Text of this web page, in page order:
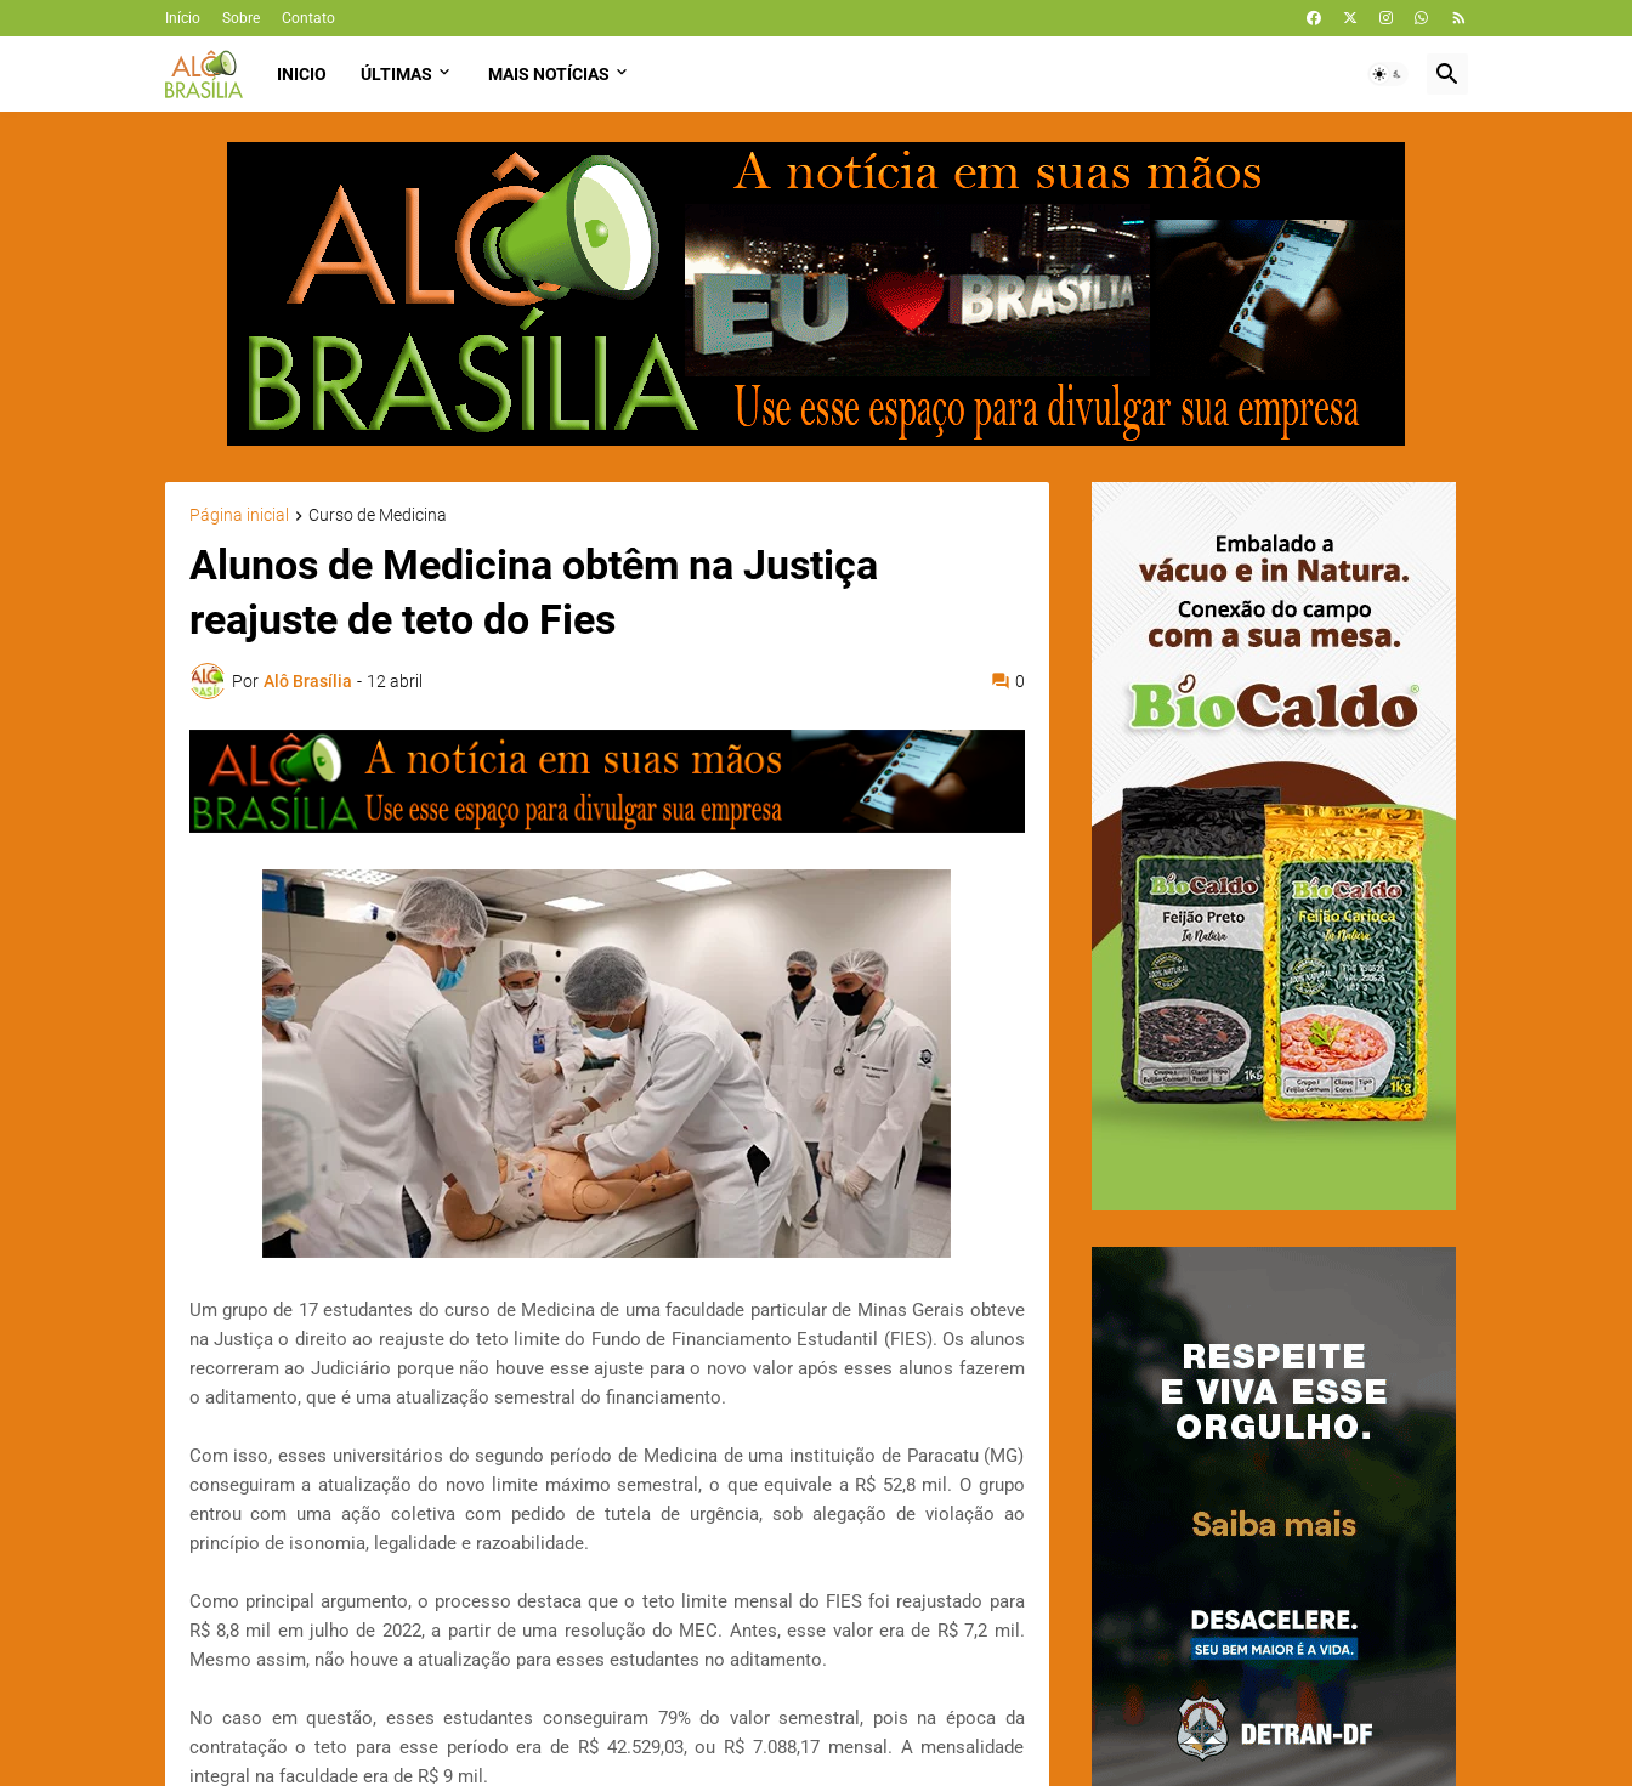
Início Sobre Contato
INICIO ÚLTIMAS MAIS NOTÍCIAS
Página inicial Curso de Medicina
Alunos de Medicina obtêm na Justiça
reajuste de teto do Fies
Por Alô Brasília - 12 abril 0
Um grupo de 17 estudantes do curso de Medicina de uma faculdade particular de Minas Gerais obteve
na Justiça o direito ao reajuste do teto limite do Fundo de Financiamento Estudantil (FIES). Os alunos
recorreram ao Judiciário porque não houve esse ajuste para o novo valor após esses alunos fazerem
o aditamento, que é uma atualização semestral do financiamento.
Com isso, esses universitários do segundo período de Medicina de uma instituição de Paracatu (MG)
conseguiram a atualização do novo limite máximo semestral, o que equivale a R$ 52,8 mil. O grupo
entrou com uma ação coletiva com pedido de tutela de urgência, sob alegação de violação ao
princípio de isonomia, legalidade e razoabilidade.
Como principal argumento, o processo destaca que o teto limite mensal do FIES foi reajustado para
R$ 8,8 mil em julho de 2022, a partir de uma resolução do MEC. Antes, esse valor era de R$ 7,2 mil.
Mesmo assim, não houve a atualização para esses estudantes no aditamento.
No caso em questão, esses estudantes conseguiram 79% do valor semestral, pois na época da
contratação o teto para esse período era de R$ 42.529,03, ou R$ 7.088,17 mensal. A mensalidade
integral na faculdade era de R$ 9 mil.